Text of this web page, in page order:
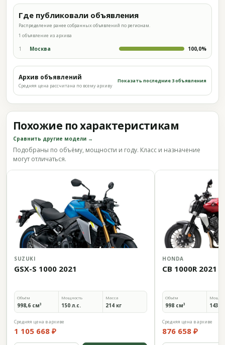
Где публиковали объявления
Распределение ранее собранных объявлений по регионам.
1 объявление из архива
1 Москва 100,0%
Архив объявлений
Средняя цена рассчитана по всему архиву
Показать последние 3 объявления
Похожие по характеристикам
Сравнить другие модели →
Подобраны по объёму, мощности и году. Класс и назначение
могут отличаться.
SUZUKI
GSX-S 1000 2021
Объём
998,6 см³
Мощность
150 л.с.
Масса
214 кг
Средняя цена в архиве
1 105 668 ₽
HONDA
CB 1000R 2021
Объём
998 см³ 143,5
Средняя цена в архиве
876 658 ₽